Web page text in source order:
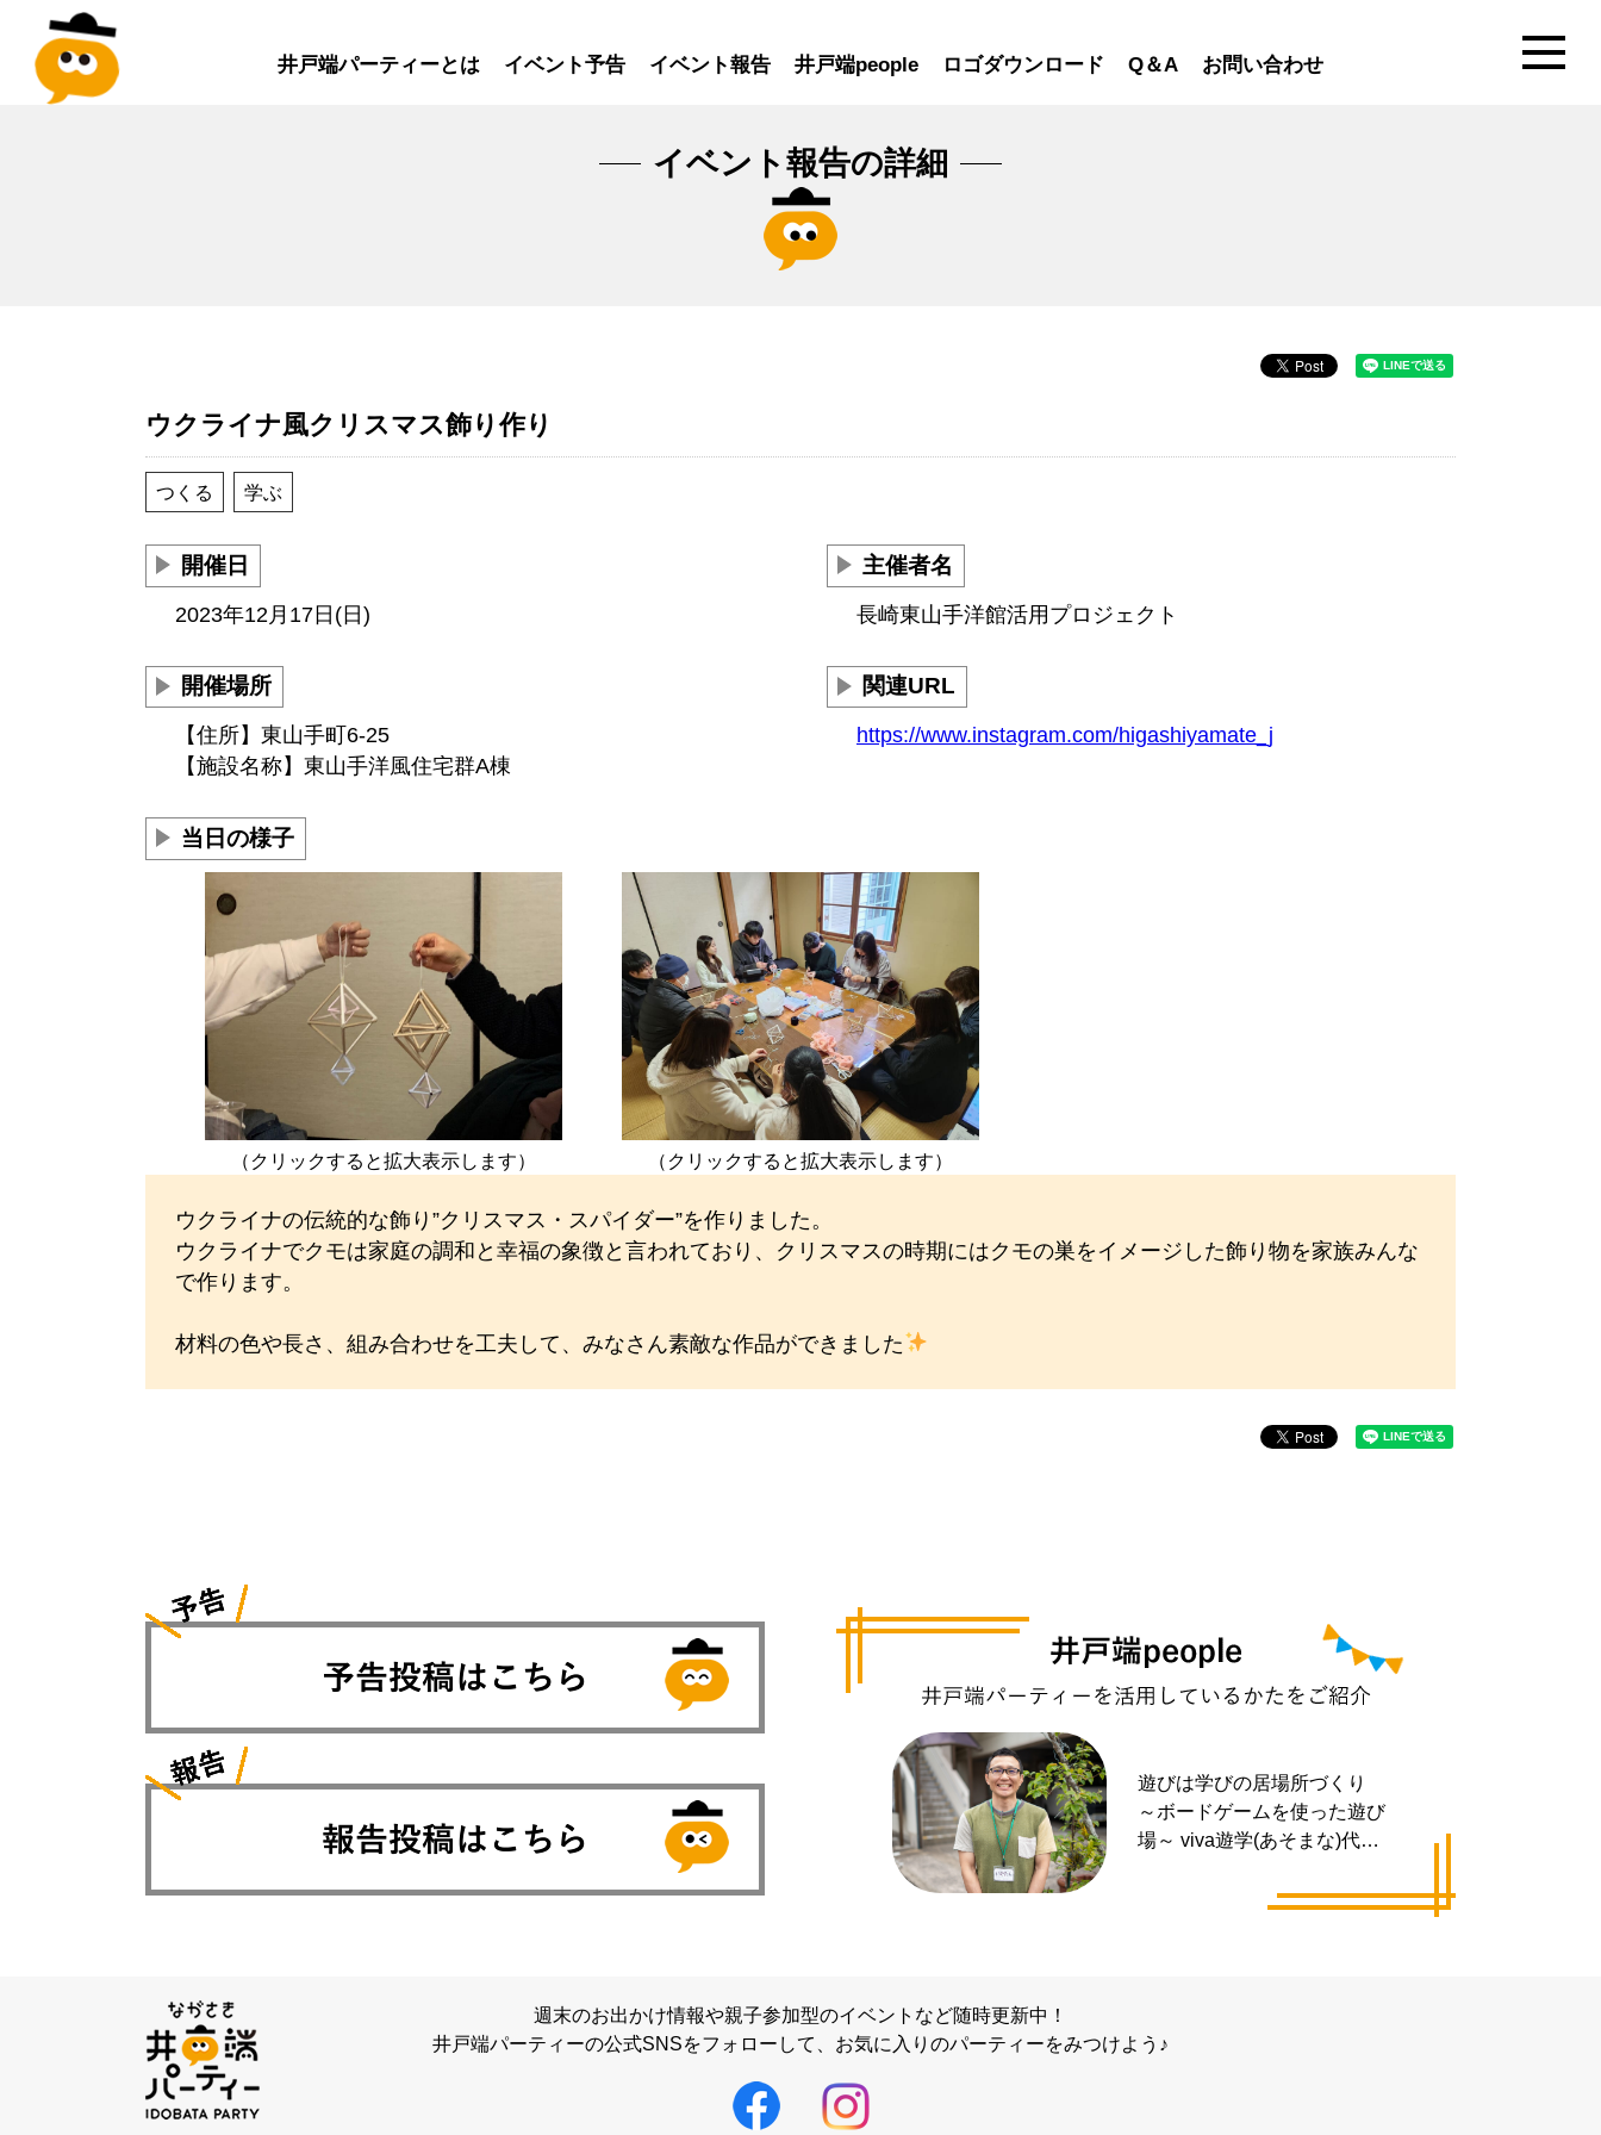
井戸端パーティーとは イベント予告 イベント報告 井戸端people ロゴダウンロード Q＆A お問い合わせ
イベント報告の詳細
ウクライナ風クリスマス飾り作り
つくる 学ぶ
開催日
2023年12月17日(日)
開催場所
【住所】東山手町6-25
【施設名称】東山手洋風住宅群A棟
主催者名
長崎東山手洋館活用プロジェクト
関連URL
https://www.instagram.com/higashiyamate_j
当日の様子
（クリックすると拡大表示します） （クリックすると拡大表示します）
ウクライナの伝統的な飾り”クリスマス・スパイダー”を作りました。
ウクライナでクモは家庭の調和と幸福の象徴と言われており、クリスマスの時期にはクモの巣をイメージした飾り物を家族みんな
で作ります。
材料の色や長さ、組み合わせを工夫して、みなさん素敵な作品ができました
遊びは学びの居場所づくり
～ボードゲームを使った遊び
場～ viva遊学(あそまな)代表
週末のお出かけ情報や親子参加型のイベントなど随時更新中！
井戸端パーティーの公式SNSをフォローして、
お気に入りのパーティーをみつけよう♪